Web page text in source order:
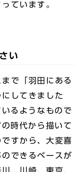
ています。
い
で「羽田にある
してきました
るようなもので
時代から描いて
すから、大変喜
できるベースが